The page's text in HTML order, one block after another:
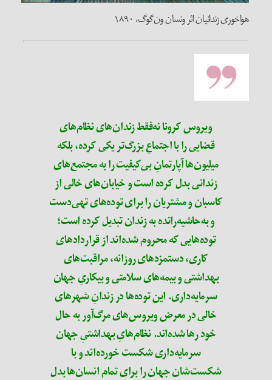
هواخوری زندانیان اثر ونسان ون‌گوگ، ۱۸۹۰
ویروس کرونا نه‌فقط زندان‌های نظام‌های
قضایی را با اجتماعِ بزرگ‌تر یکی کرده، بلکه
میلیون‌ها آپارتمانِ بی‌کیفیت را به مجتمع‌های
زندانی بدل کرده است و خیابان‌های خالی از
کاسبان و مشتریان را برای توده‌های تهی‌دست
و به‌حاشیه‌رانده به زندان تبدیل کرده است؛
توده‌هایی که محروم شده‌اند از قراردادهای
کاری، دستمزدهای روزانه، مراقبت‌های
بهداشتی و بیمه‌های سلامتی و بیکاریِ جهان
سرمایه‌داری. این توده‌ها در زندانِ شهرهای
خالی در معرض ویروس‌های مرگ‌آور به حال
خود رها شده‌اند. نظام‌هایِ بهداشتیِ جهان
سرمایه‌داری شکست خورده‌اند و با
شکست‌شان جهان را برای تمام انسان‌ها بدل